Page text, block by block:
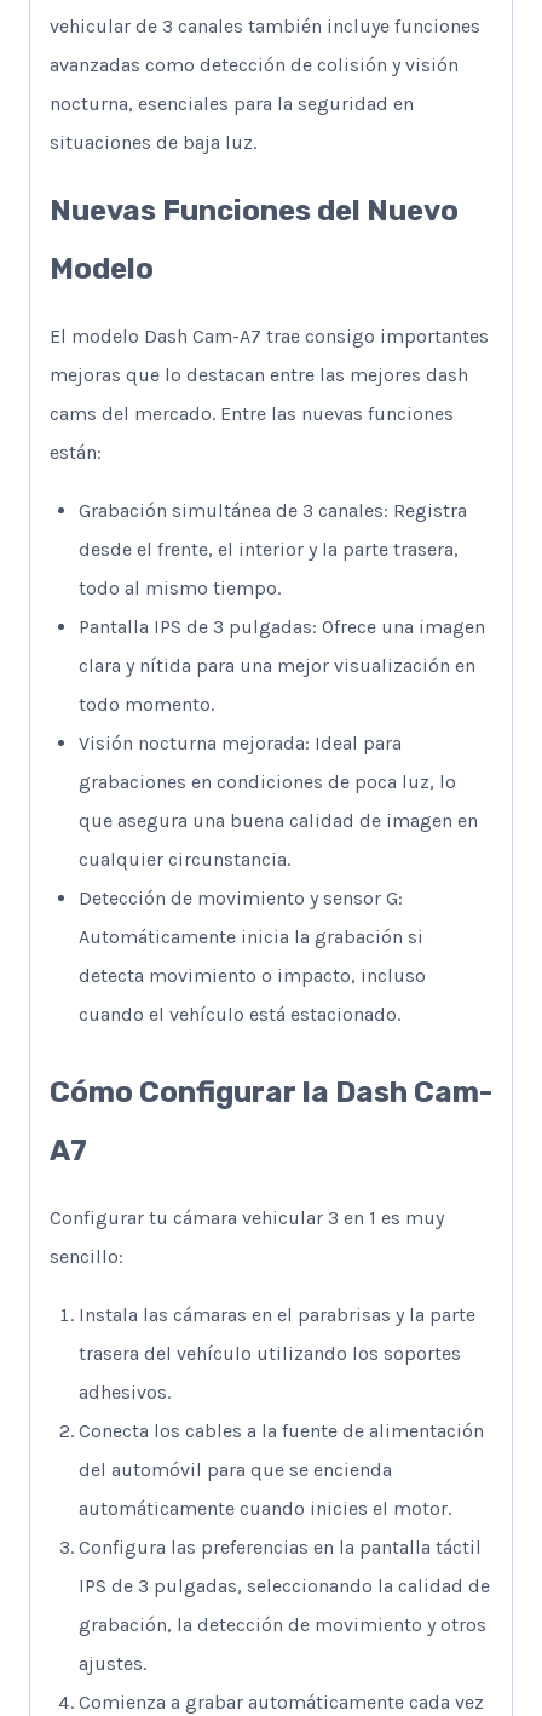
vehicular de 3 canales también incluye funciones
avanzadas como detección de colisión y visión
nocturna, esenciales para la seguridad en
situaciones de baja luz.
Nuevas Funciones del Nuevo
Modelo
El modelo Dash Cam-A7 trae consigo importantes
mejoras que lo destacan entre las mejores dash
cams del mercado. Entre las nuevas funciones
están:
Grabación simultánea de 3 canales: Registra
desde el frente, el interior y la parte trasera,
todo al mismo tiempo.
Pantalla IPS de 3 pulgadas: Ofrece una imagen
clara y nítida para una mejor visualización en
todo momento.
Visión nocturna mejorada: Ideal para
grabaciones en condiciones de poca luz, lo
que asegura una buena calidad de imagen en
cualquier circunstancia.
Detección de movimiento y sensor G:
Automáticamente inicia la grabación si
detecta movimiento o impacto, incluso
cuando el vehículo está estacionado.
Cómo Configurar la Dash Cam-
A7
Configurar tu cámara vehicular 3 en 1 es muy
sencillo:
Instala las cámaras en el parabrisas y la parte
trasera del vehículo utilizando los soportes
adhesivos.
Conecta los cables a la fuente de alimentación
del automóvil para que se encienda
automáticamente cuando inicies el motor.
Configura las preferencias en la pantalla táctil
IPS de 3 pulgadas, seleccionando la calidad de
grabación, la detección de movimiento y otros
ajustes.
Comienza a grabar automáticamente cada vez